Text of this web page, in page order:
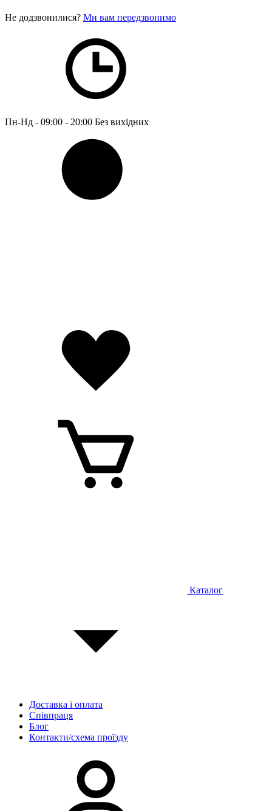
Не додзвонилися? Ми вам передзвонимо
Пн-Нд - 09:00 - 20:00 Без вихідних
Каталог
Доставка і оплата
Співпраця
Блог
Контакти/схема проїзду